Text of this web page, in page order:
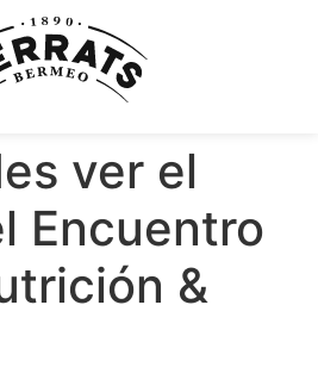
ver el
Encuentro
&